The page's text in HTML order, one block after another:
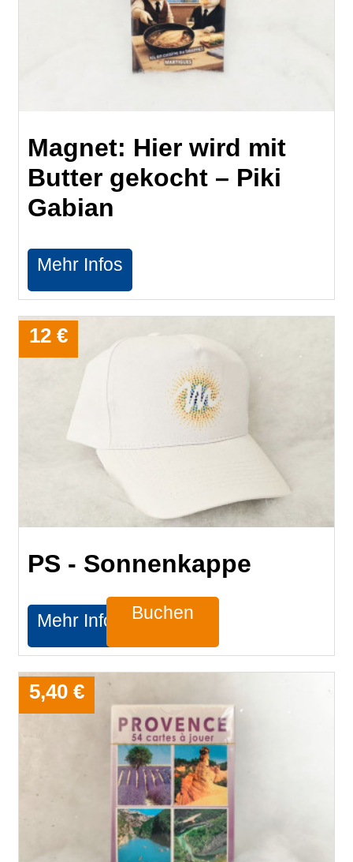
Magnet: Hier wird mit
Butter gekocht – Piki
Gabian
Mehr Infos
PS - Sonnenkappe
12 €
Mehr Infos Buchen
5,40 €